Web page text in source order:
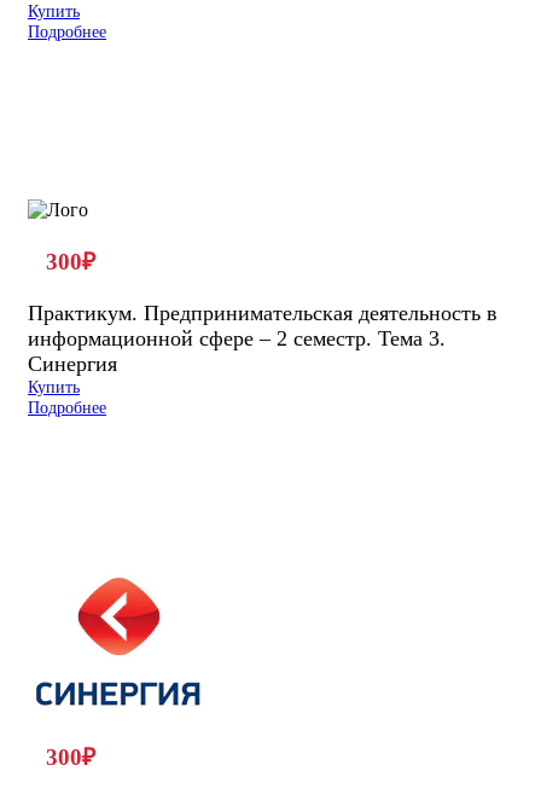
Купить
Подробнее
300₽
Практикум. Предпринимательская деятельность в
информационной сфере – 2 семестр. Тема 3.
Синергия
Купить
Подробнее
300₽